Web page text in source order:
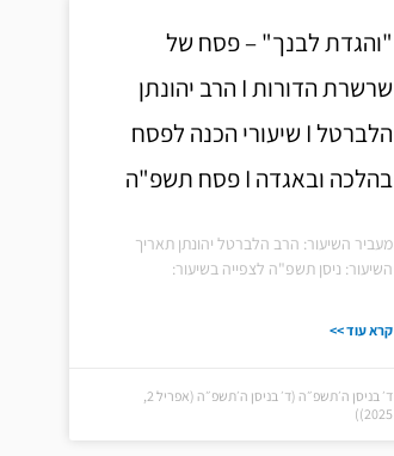
"והגדת לבנך" – פסח של
שרשרת הדורות I הרב יהונתן
הלברטל I שיעורי הכנה לפסח
בהלכה ובאגדה I פסח תשפ"ה
מעביר השיעור: הרב הלברטל יהונתן תאריך
השיעור: ניסן תשפ"ה לצפייה בשיעור:
קרא עוד >>
ד׳ בניסן ה׳תשפ״ה (ד׳ בניסן ה׳תשפ״ה (אפריל 2,
2025))